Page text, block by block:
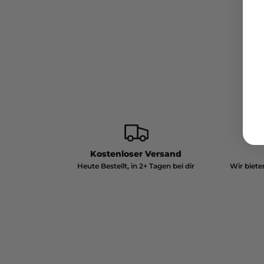
Kostenloser Versand
Heute Bestellt, in 2+ Tagen bei dir Wir